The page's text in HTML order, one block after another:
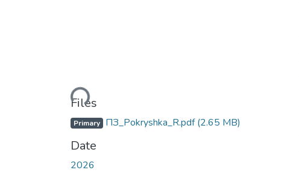
Loading...
Files
Primary ПЗ_Pokryshka_R.pdf(2.65 MB)
Date
2026